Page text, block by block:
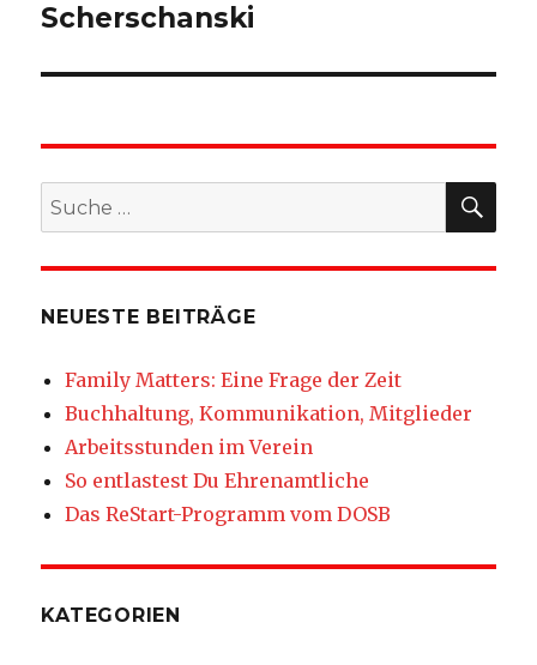
Scherschanski
Suche
nach:
NEUESTE BEITRÄGE
Family Matters: Eine Frage der Zeit
Buchhaltung, Kommunikation, Mitglieder
Arbeitsstunden im Verein
So entlastest Du Ehrenamtliche
Das ReStart-Programm vom DOSB
KATEGORIEN